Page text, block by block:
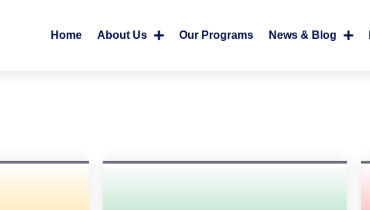
Home About Us Our Programs News & Blog